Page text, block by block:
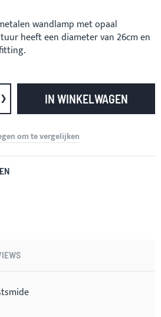
wandlamp met opaal
heeft een diameter van 26cm en
IN WINKELWAGEN
om te vergelijken